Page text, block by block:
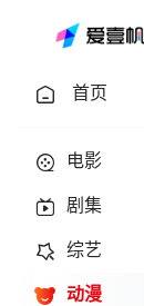
首页
电影
剧集
综艺
动漫